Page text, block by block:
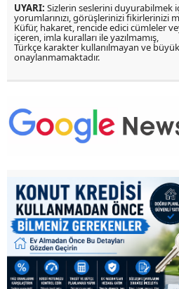
UYARI: Sizlerin seslerini duyurabilmek
yorumlarınızı, görüşlerinizi fikirlerinizi
Küfür, hakaret, rencide edici cümleler
içeren, imla kuralları ile yazılmamış,
Türkçe karakter kullanılmayan ve
onaylanmamaktadır.